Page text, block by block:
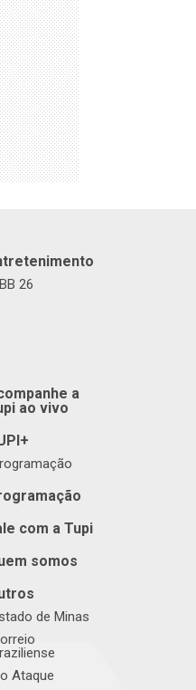
26
a
ao vivo
com a Tupi
somos
de Minas
Ataque